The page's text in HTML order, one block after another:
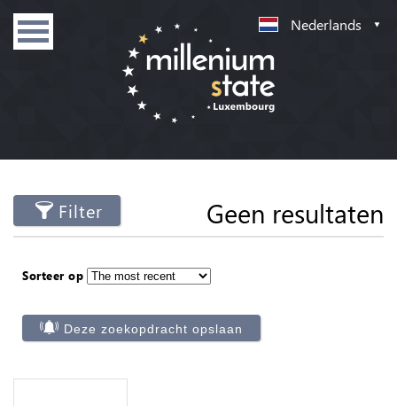
Nederlands
Filter Geen resultaten
Sorteer op
Deze zoekopdracht opslaan